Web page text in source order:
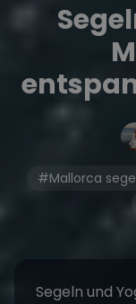
#Mallorca
Segeln und